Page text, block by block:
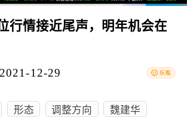
行情接近尾声，明年机会在
2021-12-29
形态 调整方向 魏建华